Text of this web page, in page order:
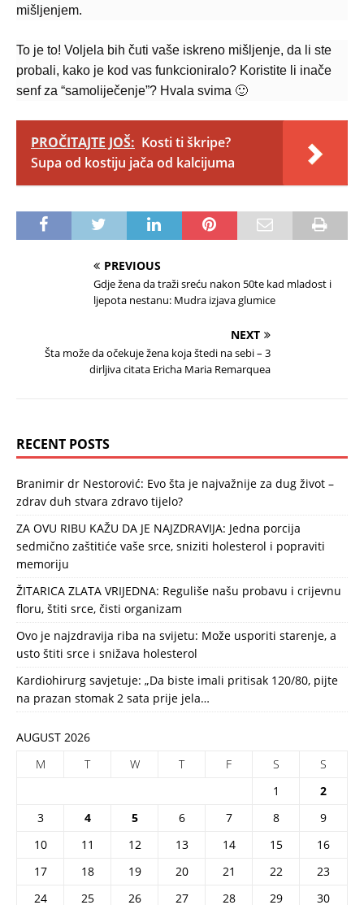
mišljenjem.
To je to! Voljela bih čuti vaše iskreno mišljenje, da li ste
probali, kako je kod vas funkcioniralo? Koristite li inače
senf za “samoliječenje”? Hvala svima 🙂
PROČITAJTE JOŠ: Kosti ti škripe?
Supa od kostiju jača od kalcijuma
PREVIOUS
Gdje žena da traži sreću nakon 50te kad mladost i
ljepota nestanu: Mudra izjava glumice
NEXT
Šta može da očekuje žena koja štedi na sebi – 3
dirljiva citata Ericha Maria Remarquea
RECENT POSTS
Branimir dr Nestorović: Evo šta je najvažnije za dug život –
zdrav duh stvara zdravo tijelo?
ZA OVU RIBU KAŽU DA JE NAJZDRAVIJA: Jedna porcija
sedmično zaštitiće vaše srce, sniziti holesterol i popraviti
memoriju
ŽITARICA ZLATA VRIJEDNA: Reguliše našu probavu i crijevnu
floru, štiti srce, čisti organizam
Ovo je najzdravija riba na svijetu: Može usporiti starenje, a
usto štiti srce i snižava holesterol
Kardiohirurg savjetuje: „Da biste imali pritisak 120/80, pijte
na prazan stomak 2 sata prije jela…
AUGUST 2026
M
T W T F S
S
1
2
3
4 5 6 7 8
9
10
11 12 13 14 15
16
17
18 19 20 21 22
23
24
25 26 27 28 29 30